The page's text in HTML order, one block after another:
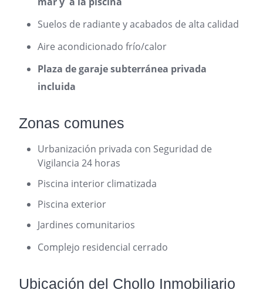
Suelos de radiante y acabados de alta calidad
Aire acondicionado frío/calor
Plaza de garaje subterránea privada
incluida
Zonas comunes
Urbanización privada con Seguridad de
Vigilancia 24 horas
Piscina interior climatizada
Piscina exterior
Jardines comunitarios
Complejo residencial cerrado
Ubicación del Chollo Inmobiliario